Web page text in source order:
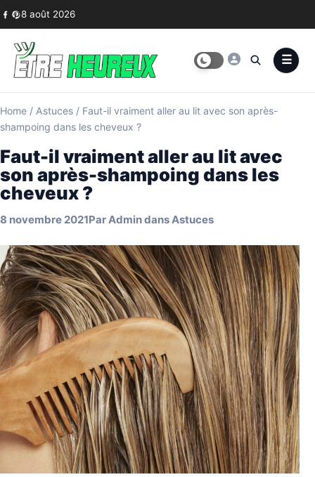
Skip to content
8 août 2026
Home / Astuces / Faut-il vraiment aller au lit avec son après-
shampoing dans les cheveux ?
Faut-il vraiment aller au lit avec
son après-shampoing dans les
cheveux ?
8 novembre 2021ParAdmindansAstuces